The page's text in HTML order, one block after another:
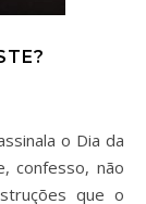
confesso, não
que o